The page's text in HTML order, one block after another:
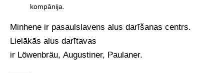
kompānija.
Minhene ir pasaulslavens alus darīšanas centrs.
Lielākās alus darītavas
ir Löwenbräu, Augustiner, Paulaner.